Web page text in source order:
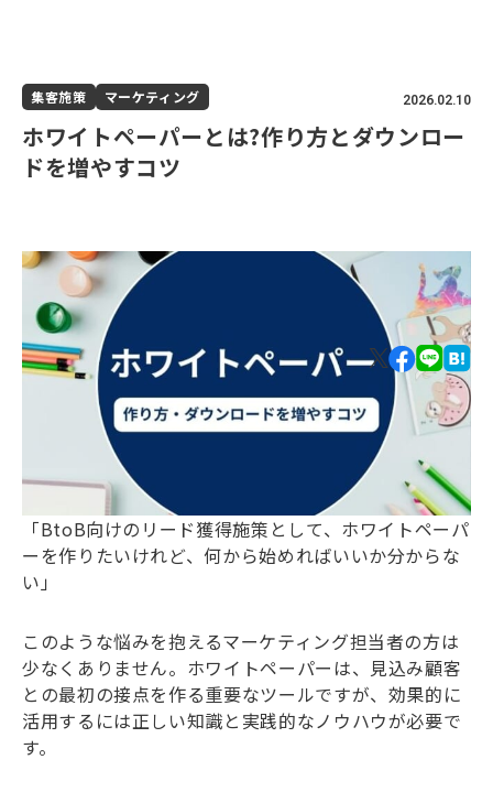
集客施策 マーケティング 2026.02.10
ホワイトペーパーとは?作り方とダウンロー
ドを増やすコツ
「BtoB向けのリード獲得施策として、ホワイトペーパ
ーを作りたいけれど、何から始めればいいか分からな
い」
このような悩みを抱えるマーケティング担当者の方は
少なくありません。ホワイトペーパーは、見込み顧客
との最初の接点を作る重要なツールですが、効果的に
活用するには正しい知識と実践的なノウハウが必要で
す。